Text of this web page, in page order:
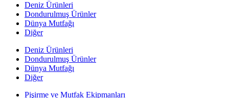
Deniz Ürünleri
Dondurulmuş Ürünler
Dünya Mutfağı
Diğer
Deniz Ürünleri
Dondurulmuş Ürünler
Dünya Mutfağı
Diğer
Pişirme ve Mutfak Ekipmanları